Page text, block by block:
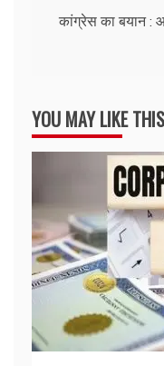
कांग्रेस का बयान :
YOU MAY LIKE